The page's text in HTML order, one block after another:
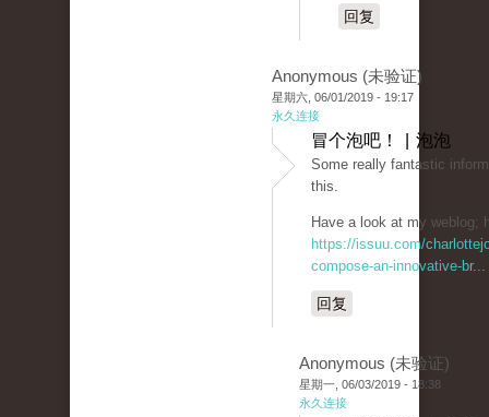
回复
Anonymous (未验证)
星期六, 06/01/2019 - 19:17
永久连接
冒个泡吧！ | 泡泡
Some really fantastic
this.
Have a look at my weblog;
https://issuu.com/
compose-an-innovative-br...
回复
Anonymous (未验证)
星期一, 06/03/2019 - 18:38
永久连接